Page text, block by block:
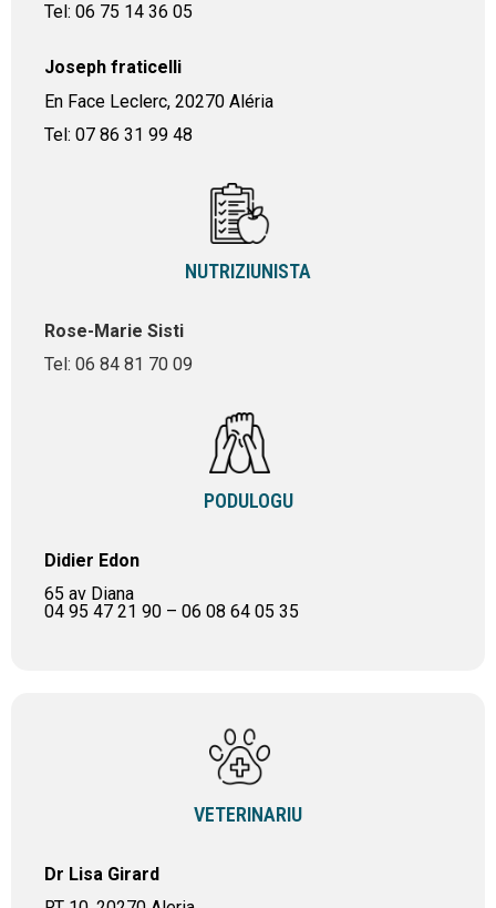
Tel: 06 75 14 36 05
Joseph fraticelli
En Face Leclerc, 20270 Aléria
Tel: 07 86 31 99 48
NUTRIZIUNISTA
Rose-Marie Sisti
Tel: 06 84 81 70 09
PODULOGU
Didier Edon
65 av Diana
04 95 47 21 90 – 06 08 64 05 35
VETERINARIU
Dr Lisa Girard